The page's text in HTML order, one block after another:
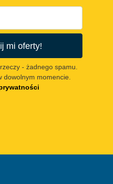
mi oferty!
- żadnego spamu.
dowolnym momencie.